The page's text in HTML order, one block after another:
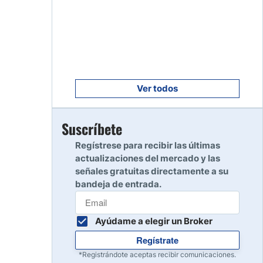
Leer reseña
10
Ver todos
Suscríbete
Regístrese para recibir las últimas
actualizaciones del mercado y las
señales gratuitas directamente a su
bandeja de entrada.
Ayúdame a elegir un Broker
Regístrate
*Registrándote aceptas recibir comunicaciones.